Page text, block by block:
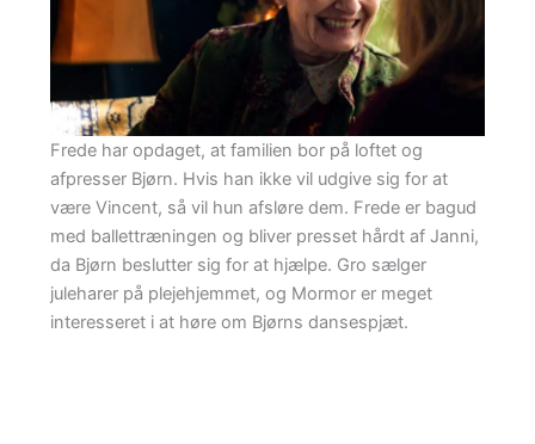
Frede har opdaget, at familien bor på loftet og
afpresser Bjørn. Hvis han ikke vil udgive sig for at
være Vincent, så vil hun afsløre dem. Frede er bagud
med ballettræningen og bliver presset hårdt af Janni,
da Bjørn beslutter sig for at hjælpe. Gro sælger
juleharer på plejehjemmet, og Mormor er meget
interesseret i at høre om Bjørns dansespjæt.